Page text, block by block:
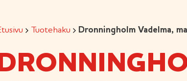
Tuotehaku Dronningholm Vadelma,